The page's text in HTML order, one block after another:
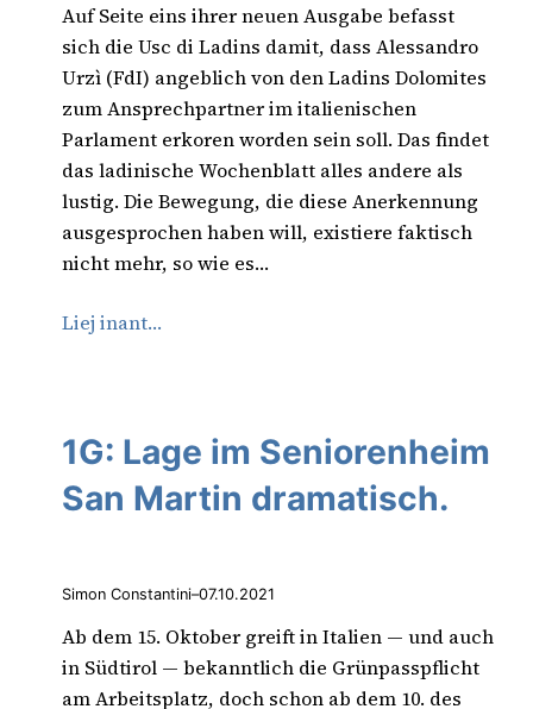
Auf Seite eins ihrer neuen Ausgabe befasst
sich die Usc di Ladins damit, dass Alessandro
Urzì (FdI) angeblich von den Ladins Dolomites
zum Ansprechpartner im italienischen
Parlament erkoren worden sein soll. Das findet
das ladinische Wochenblatt alles andere als
lustig. Die Bewegung, die diese Anerkennung
ausgesprochen haben will, existiere faktisch
nicht mehr, so wie es…
Liej inant…
1G: Lage im Seniorenheim
San Martin dramatisch.
Simon Constantini–07.10.2021
Ab dem 15. Oktober greift in Italien — und auch
in Südtirol — bekanntlich die Grünpasspflicht
am Arbeitsplatz, doch schon ab dem 10. des